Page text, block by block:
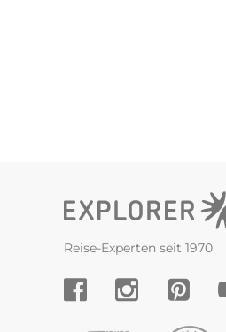
Reise-Experten seit 1970